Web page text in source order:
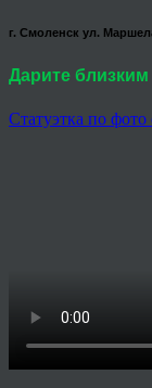
г. Смоленск ул.
Дарите
Статуэтка по